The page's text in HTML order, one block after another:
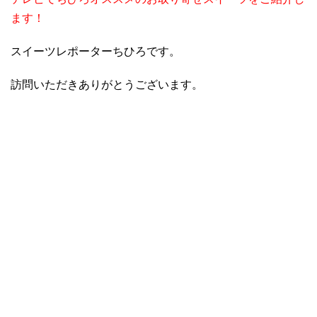
ます！
スイーツレポーターちひろです。
訪問いただきありがとうございます。